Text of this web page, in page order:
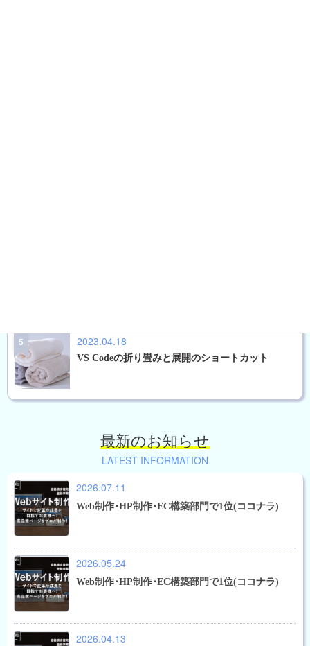
2023.04.18
VS Codeの折り畳みと展開のショートカット
最新のお知らせ
LATEST INFORMATION
2026.07.11
Web制作･HP制作･EC構築部門で1位(ココナラ)
2026.05.24
Web制作･HP制作･EC構築部門で1位(ココナラ)
2026.04.13